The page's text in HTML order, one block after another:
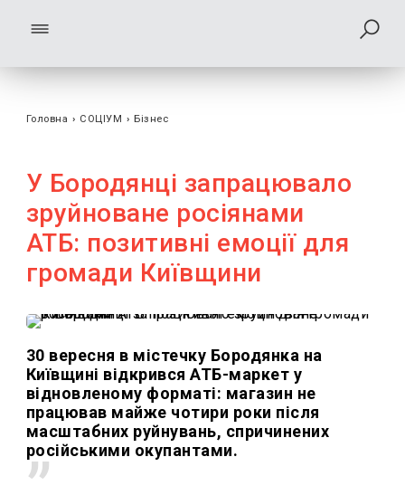
Головна › СОЦІУМ › Бізнес
У Бородянці запрацювало
зруйноване росіянами
АТБ: позитивні емоції для
громади Київщини
30 вересня в містечку Бородянка на
Київщині відкрився АТБ-маркет у
відновленому форматі: магазин не
працював майже чотири роки після
масштабних руйнувань, спричинених
російськими окупантами.